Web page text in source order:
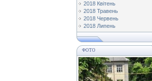
2018 Квітень
2018 Травень
2018 Червень
2018 Липень
ФОТО